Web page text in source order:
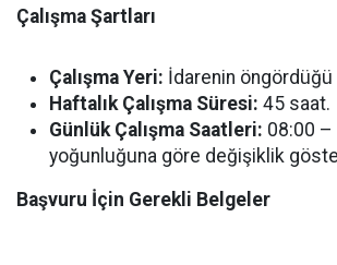
Çalışma Şartları
Çalışma Yeri: İdarenin
Haftalık Çalışma Süresi: 45 saat.
Günlük Çalışma Saatleri: 08:00 –
yoğunluğuna göre değişiklik
Başvuru İçin Gerekli Belgeler